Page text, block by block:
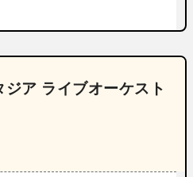
ア ライブオーケスト